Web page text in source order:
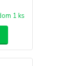
1 ks